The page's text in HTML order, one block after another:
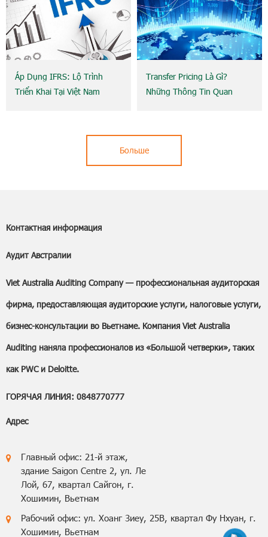
Áp Dụng IFRS: Lộ Trình
Triển Khai Tại Việt Nam
Transfer Pricing Là Gì?
Những Thông Tin Quan
Больше
Контактная информация
Аудит Австралии
Viet Australia Auditing Company — профессиональная аудиторская
фирма, предоставляющая аудиторские услуги, налоговые услуги,
бизнес-консультации во Вьетнаме. Компания Viet Australia
Auditing наняла профессионалов из «Большой четверки», таких
как PWC и Deloitte.
ГОРЯЧАЯ ЛИНИЯ: 0848770777
Адрес
Главный офис: 21-й этаж,
здание Saigon Centre 2, ул. Ле
Лой, 67, квартал Сайгон, г.
Хошимин, Вьетнам
Рабочий офис: ул. Хоанг Зиеу, 25B, квартал Фу Нхуан, г.
Хошимин, Вьетнам